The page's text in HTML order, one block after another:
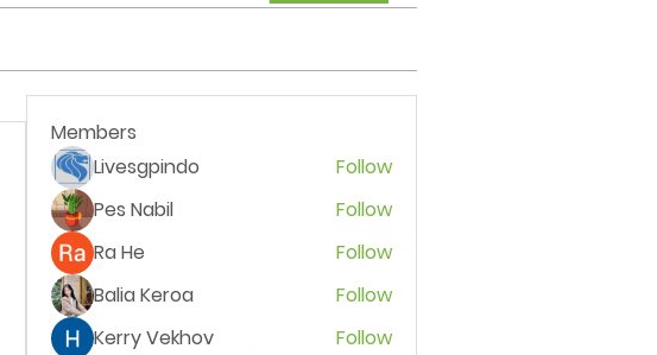
Members
Livesgpindo
Follow
Pes Nabil
Follow
Ra He
Follow
Balia Keroa
Follow
Kerry Vekhov
Follow